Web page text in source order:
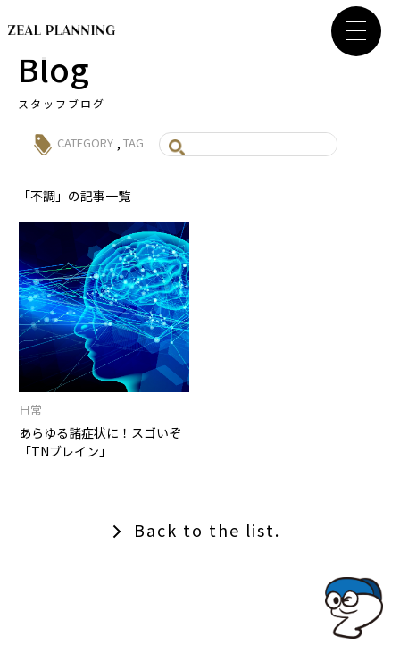
Blog
スタッフブログ
CATEGORY ,TAG
「不調」の記事一覧
日常
あらゆる諸症状に！スゴいぞ
「TNブレイン」
Back to the list.